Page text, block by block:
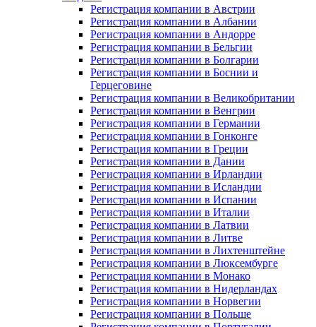
Регистрация компании в Австрии
Регистрация компании в Албании
Регистрация компании в Андорре
Регистрация компании в Бельгии
Регистрация компании в Болгарии
Регистрация компании в Боснии и
Герцеговине
Регистрация компании в Великобритании
Регистрация компании в Венгрии
Регистрация компании в Германии
Регистрация компании в Гонконге
Регистрация компании в Греции
Регистрация компании в Дании
Регистрация компании в Ирландии
Регистрация компании в Исландии
Регистрация компании в Испании
Регистрация компании в Италии
Регистрация компании в Латвии
Регистрация компании в Литве
Регистрация компании в Лихтенштейне
Регистрация компании в Люксембурге
Регистрация компании в Монако
Регистрация компании в Нидерландах
Регистрация компании в Норвегии
Регистрация компании в Польше